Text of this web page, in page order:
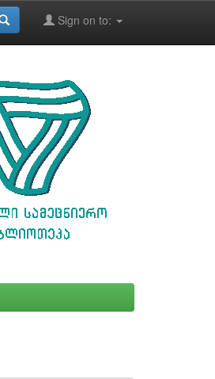
Sign on to: